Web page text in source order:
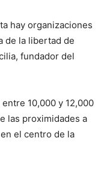
hay organizaciones
de la libertad de
fundador del
10,000 y 12,000
las proximidades a
el centro de la